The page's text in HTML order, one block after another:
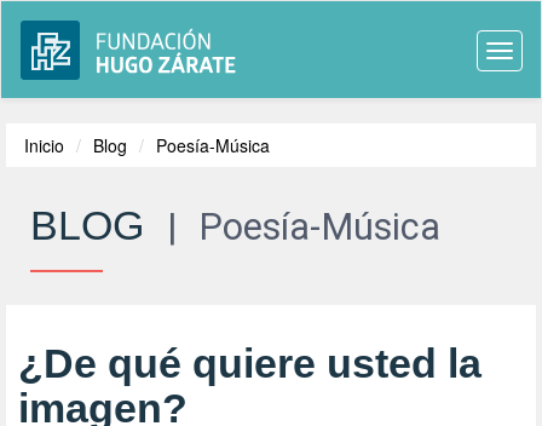
Inicio Blog Poesía-Música
BLOG | Poesía-Música
¿De qué quiere usted la
imagen?